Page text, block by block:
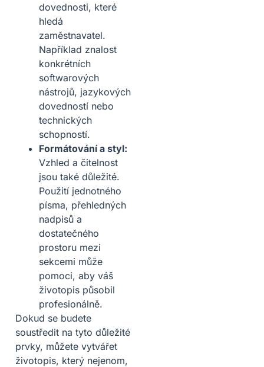
dovednosti, které
hledá
zaměstnavatel.
Například znalost
konkrétních
softwarových
nástrojů, jazykových
dovedností nebo
technických
schopností.
Formátování a styl:
Vzhled a čitelnost
jsou také důležité.
Použití jednotného
písma, přehledných
nadpisů a
dostatečného
prostoru mezi
sekcemi může
pomoci, aby váš
životopis působil
profesionálně.
Dokud se budete
soustředit na tyto důležité
prvky, můžete vytvářet
životopis, který nejenom,